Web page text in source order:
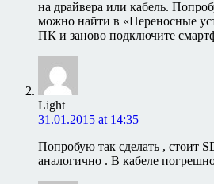
на драйвера или кабель.
можно найти в «Переносные
ПК и заново подключите
Light
31.01.2015 at 14:35
Попробую так сделать , стоит
аналогично . В кабеле